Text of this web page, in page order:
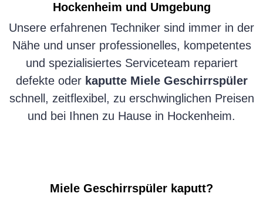
Hockenheim und Umgebung
Unsere erfahrenen Techniker sind immer in der
Nähe und unser professionelles, kompetentes
und spezialisiertes Serviceteam repariert
defekte oder kaputte Miele Geschirrspüler
schnell, zeitflexibel, zu erschwinglichen Preisen
und bei Ihnen zu Hause in Hockenheim.
Miele Geschirrspüler kaputt?